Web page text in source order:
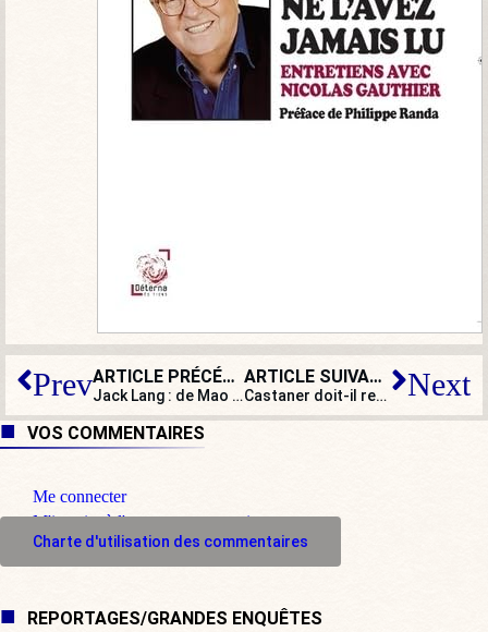
Prev ARTICLE PRÉCÉDENT
Jack Lang : de Mao à Smalto, quarante ans de costards bien taillés !
ARTICLE SUIVANT
Castaner doit-il retourner à l’école ? Next
VOS COMMENTAIRES
Me connecter
M'inscrire à l'espace commentaire
Charte d'utilisation des commentaires
REPORTAGES/GRANDES ENQUÊTES